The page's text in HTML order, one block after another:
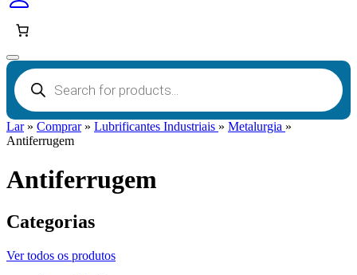
Pesquisa
de
produtos
Lar » Comprar » Lubrificantes Industriais » Metalurgia »
Antiferrugem
Antiferrugem
Categorias
Ver todos os produtos